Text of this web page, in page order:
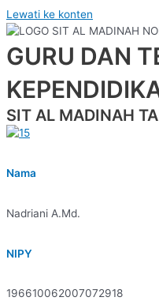
Lewati ke konten
GURU DAN
SIT AL MADINAH
Nama
Nadriani A.Md.
NIPY
196610062007072918